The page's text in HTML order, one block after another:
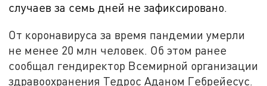
случаев за семь дней не зафиксировано.
От коронавируса за время пандемии умерли
не менее 20 млн человек. Об этом ранее
сообщал гендиректор Всемирной организации
здравоохранения Тедрос Аданом Гебрейесус.